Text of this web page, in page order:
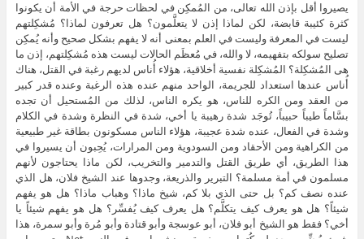
يصيروا أقل بإذن الله تعالى، من المُمكِن في لحظات حرجة في الأمة أن يكونوا
كثرة كئيبة قابضة، لكن لماذا إذن لا يتعلَّمون؟ هل تعرفون لماذا؟ مُشكِلتهم
ليست في المعرفة وليست في العلم بمعنى أنه لا يفهم بشكل صحيح وأنه يُمكِن
تصليح سولكه بتفهيمه، لا والله، في مُعظَم الحالات ليست هذه مُشكِلتهم، إذن ما
هى المُشكِلة؟ المُشكِلة نفسية أخلاقية، هؤلاء أُناس لديهم رغبة في القتل، هناك
أُناس عندها استعداد للجريمة، الواحد منهم عنده هذه الرغبة وعنده قدر كبير
من العقد ومن الكره للناس، هو يكره الناس، لذلك من المُستحيل أن تجده
بسَّاماً طيباً حبيباً، تُوجَد شدة رهيبة يا أخي، شدة في النظرة وشدة في الكلام
وشدة في الفعال، عنده شدة عجيبة، هؤلاء الناس مسكونون بطاقة غير طبيعية
من الكراهية ومن الأحقاد ومن السودوية ومن المرارات، يُحِبون أن يسيروا في
هذا الطريق، أي طريق القتل والتدمير والتخريب، لكن ماذا يحتاجون لأنهم
مسلمون في أمة مسلمة؟ التبرير والذريعة، وجدوها عند الشيخ فلان، هل الذي
عنده نصف كم؟ بل حتى الذي بلا كم، شيخ ماذا؟ وهباب ماذا؟ هل هو يفهم
شيئاً؟ هل هو يعرف كيف يتكلَّم؟ هل يعرف كيف يُفسِّر؟ هل هو يفهم شيئاً يا
أخي؟ فقط هو الشيخ أبو فلان، أبو عوسجة وأبو قتادة وأبو مُرة وأبو سمرة، هذا